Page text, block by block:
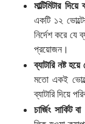
মাল্টিমিটার
একটি ১২
নির্দেশ করে যে
প্রয়োজন।
ব্যাটারি নষ্ট
মতো একই
ব্যাটারি দিয়ে
চার্জিং